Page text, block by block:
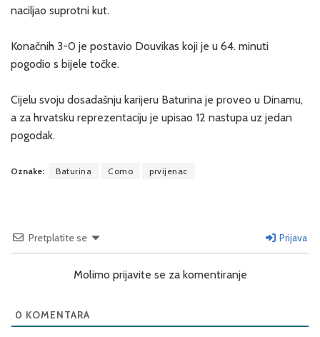
naciljao suprotni kut.
Konačnih 3-0 je postavio Douvikas koji je u 64. minuti
pogodio s bijele točke.
Cijelu svoju dosadašnju karijeru Baturina je proveo u Dinamu,
a za hrvatsku reprezentaciju je upisao 12 nastupa uz jedan
pogodak.
Oznake: Baturina Como prvijenac
Pretplatite se Prijava
Molimo prijavite se za komentiranje
0 KOMENTARA